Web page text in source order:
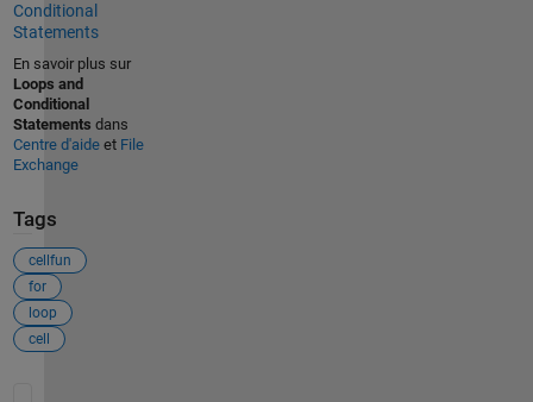
Conditional
Statements
En savoir plus sur
Loops and
Conditional
Statements dans
Centre d'aideet File
Exchange
Tags
cellfun
for
loop
cell